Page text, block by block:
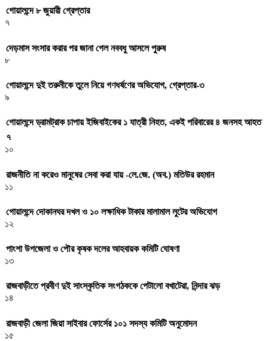
গোয়ালন্দে ৮ জুয়ারী গ্রেপ্তার
৭
দেড়মাস সংসার করার পর জানা গেল নববধু আসলে পুরুষ
৮
গোয়ালন্দে দুই তরুনীকে তুলে নিয়ে গণধর্ষণের অভিযোগ, গ্রেপ্তার-৩
৯
গোয়ালন্দে ড্রামট্রাক চাপায় ইজিবাইকের ১ যাত্রী নিহত, একই পরিবারের ৪ জনসহ আহত
৭
১০
রাজনীতি না করেও মানুষের সেবা করা যায় -লে.জে. (অব.) মতিউর রহমান
১১
গোয়ালন্দে দোকানঘর দখল ও ১০ লক্ষাধিক টাকার মালামাল লুটের অভিযোগ
১২
পাংশা উপজেলা ও পৌর কৃষক দলের আহবায়ক কমিটি ঘোষণা
১৩
রাজবাড়ীতে প্রবীণ দুই সাংস্কৃতিক সংগঠককে পেটালো বখাটেরা, নিন্দার ঝড়
১৪
রাজবাড়ী জেলা জিয়া সাইবার ফোর্সের ১০১ সদস্য কমিটি অনুমোদন
১৫